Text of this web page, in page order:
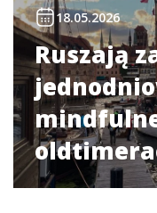
18.05.2026
Ruszają